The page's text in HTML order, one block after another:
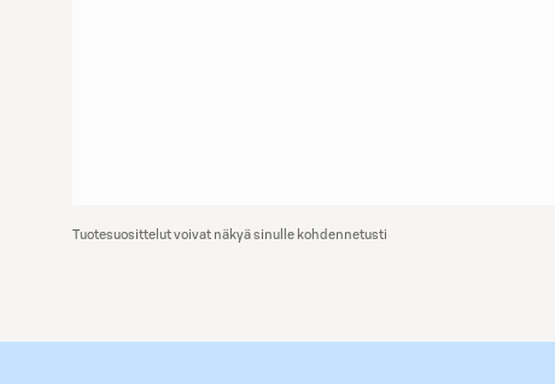
Tuotesuosittelut voivat näkyä sinulle kohdennetusti